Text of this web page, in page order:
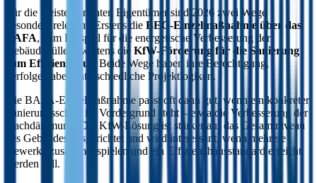
Für die meisten privaten Eigentümer sind 2026 zwei Wege
besonders relevant: Erstens die BEG-Einzelmaßnahme über das
BAFA, zum Beispiel für die energetische Verbesserung der
Gebäudehülle. Zweitens die KfW-Förderung für die Sanierung
zum Effizienzhaus
. Beide Wege haben ihre Berechtigung,
verfolgen aber unterschiedliche Projektlogiken.
Die BAFA-Einzelmaßnahme passt oft dann gut, wenn ein konkreter
Sanierungsschritt im Vordergrund steht – etwa die Verbesserung der
Dachdämmung. Die KfW-Lösung ist stärker auf das Gesamtniveau
des Gebäudes ausgerichtet und wird interessant, wenn mehrere
Gewerke zusammenspielen und ein Effizienzhausstandard erreicht
werden soll.